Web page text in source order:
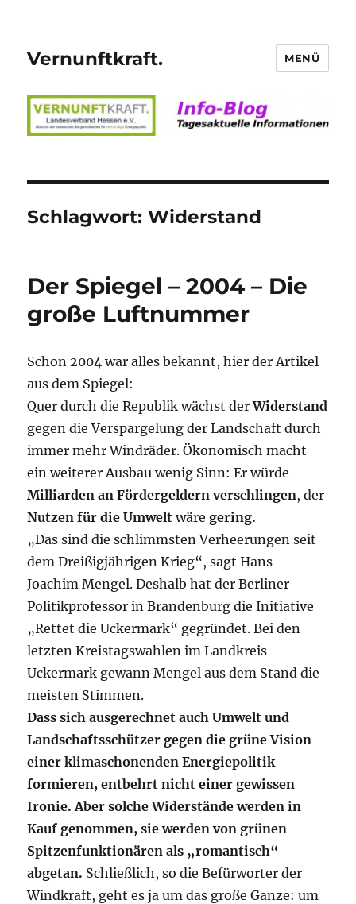
Vernunftkraft. MENÜ
Schlagwort:Widerstand
Der Spiegel – 2004 – Die
große Luftnummer
Schon 2004 war alles bekannt, hier der Artikel
aus dem Spiegel:
Quer durch die Republik wächst derWiderstand
gegen die Verspargelung der Landschaft durch
immer mehr Windräder. Ökonomisch macht
ein weiterer Ausbau wenig Sinn: Er würde
Milliarden an Fördergeldern verschlingen, der
Nutzen für die Umwelt wäregering.
„Das sind die schlimmsten Verheerungen seit
dem Dreißigjährigen Krieg“, sagt Hans-
Joachim Mengel. Deshalb hat der Berliner
Politikprofessor in Brandenburg die Initiative
„Rettet die Uckermark“ gegründet. Bei den
letzten Kreistagswahlen im Landkreis
Uckermark gewann Mengel aus dem Stand die
meisten Stimmen.
Dass sich ausgerechnet auch Umwelt und
Landschaftsschützer gegen die grüne Vision
einer klimaschonenden Energiepolitik
formieren, entbehrt nicht einer gewissen
Ironie. Aber solche Widerstände werden in
Kauf genommen, sie werden von grünen
Spitzenfunktionären als „romantisch“
abgetan. Schließlich, so die Befürworter der
Windkraft, geht es ja um das große Ganze: um